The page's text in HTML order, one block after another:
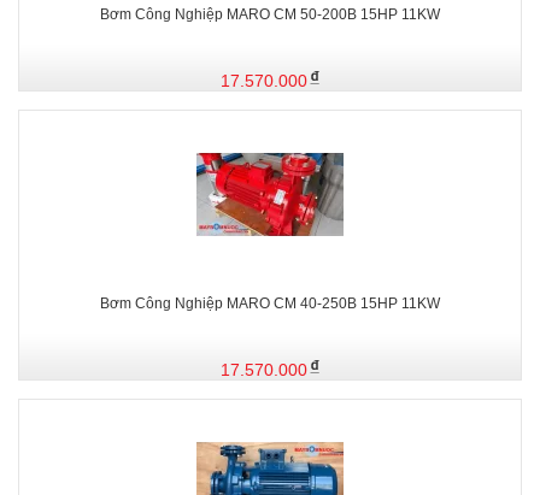
Bơm Công Nghiệp MARO CM 50-200B 15HP 11KW
17.570.000
Bơm Công Nghiệp MARO CM 40-250B 15HP 11KW
17.570.000